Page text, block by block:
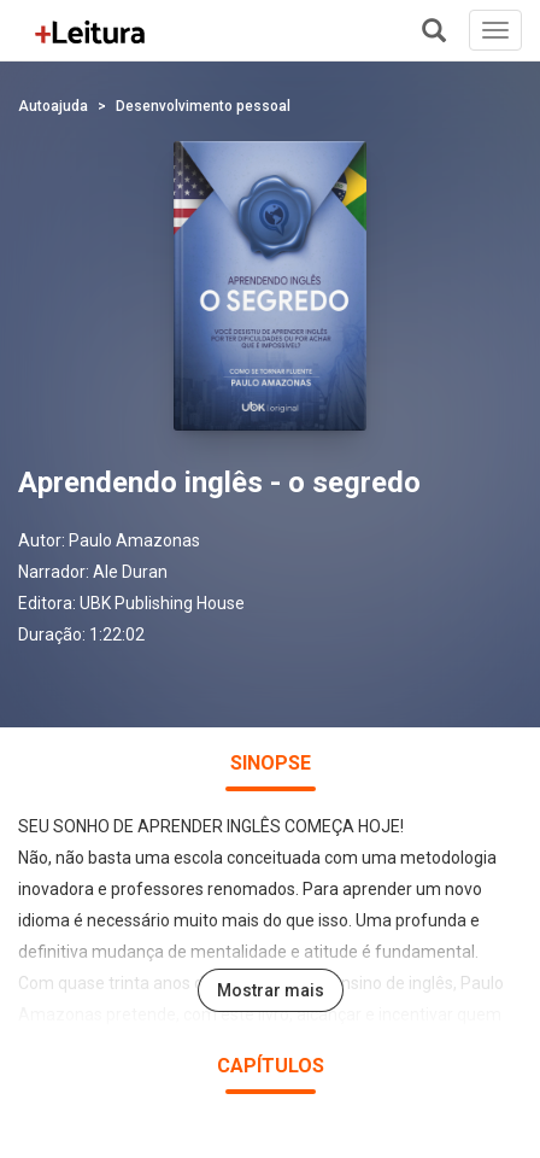
Autoajuda Desenvolvimento pessoal
Aprendendo inglês - o segredo
Autor: Paulo Amazonas
Narrador: Ale Duran
Editora: UBK Publishing House
Duração: 1:22:02
SINOPSE
SEU SONHO DE APRENDER INGLÊS COMEÇA HOJE!
Não, não basta uma escola conceituada com uma metodologia
inovadora e professores renomados. Para aprender um novo
idioma é necessário muito mais do que isso. Uma profunda e
definitiva mudança de mentalidade e atitude é fundamental.
Com quase trinta anos de experiência no ensino de inglês, Paulo
Amazonas pretende, com este livro, alcançar e incentivar quem
desistiu ou perdeu a motivação. Aprendendo inglês – O segredo
Mostrar mais
CAPÍTULOS